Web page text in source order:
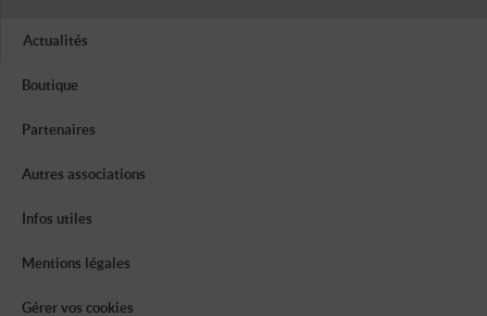
Actualités
Boutique
Partenaires
Autres associations
Infos utiles
Mentions légales
Gérer vos cookies